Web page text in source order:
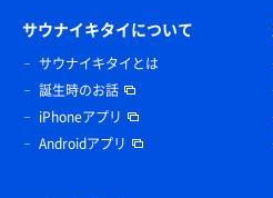
サウナイキタイについて
サウナイキタイとは
誕生時のお話
iPhoneアプリ
Androidアプリ